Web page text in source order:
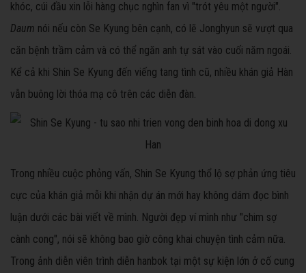
khóc, cúi đầu xin lỗi hàng chục nghìn fan vì "trót yêu một người".
Daum nói nếu còn Se Kyung bên cạnh, có lẽ Jonghyun sẽ vượt qua
căn bệnh trầm cảm và có thể ngăn anh tự sát vào cuối năm ngoái.
Kể cả khi Shin Se Kyung đến viếng tang tình cũ, nhiều khán giả Hàn
vẫn buông lời thóa mạ cô trên các diễn đàn.
Trong nhiều cuộc phỏng vấn, Shin Se Kyung thổ lộ sợ phản ứng tiêu
cực của khán giả mỗi khi nhận dự án mới hay không dám đọc bình
luận dưới các bài viết về mình. Người đẹp ví mình như "chim sợ
cành cong", nói sẽ không bao giờ công khai chuyện tình cảm nữa.
Trong ảnh diễn viên trình diễn hanbok tại một sự kiện lớn ở cố cung